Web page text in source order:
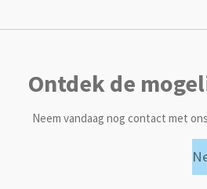
Ontdek de
Neem vandaag nog contact met